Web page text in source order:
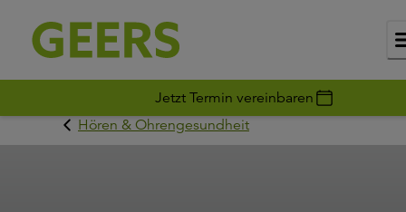
Jetzt Termin vereinbaren
Hören & Ohrengesundheit